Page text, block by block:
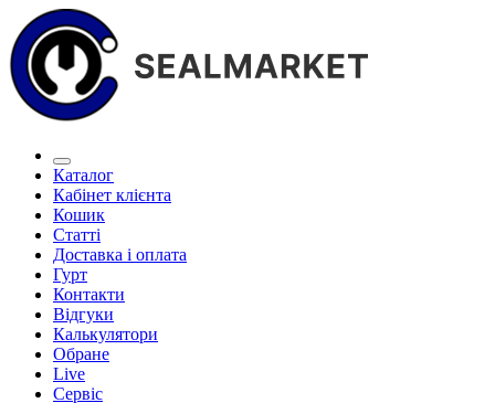
Каталог
Кабінет клієнта
Кошик
Статті
Доставка і оплата
Гурт
Контакти
Відгуки
Калькулятори
Обране
Live
Сервіс